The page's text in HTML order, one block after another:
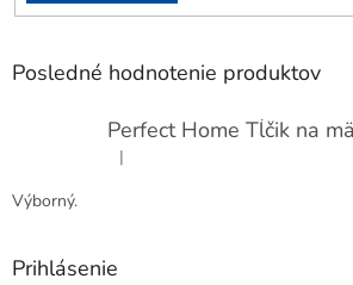
Posledné hodnotenie produktov
Hodnotenie produktu je 5 z 5
|
Výborný.
Prihlásenie